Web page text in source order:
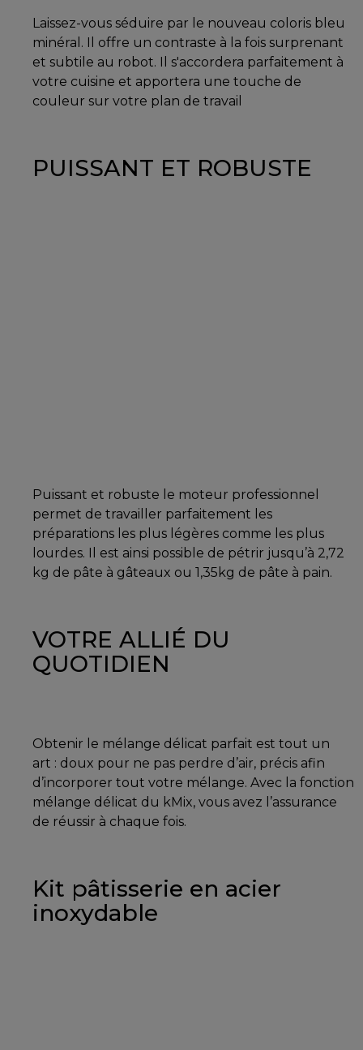
Laissez-vous séduire par le nouveau coloris bleu
minéral. Il offre un contraste à la fois surprenant
et subtile au robot. Il s'accordera parfaitement à
votre cuisine et apportera une touche de
couleur sur votre plan de travail
PUISSANT ET ROBUSTE
Puissant et robuste le moteur professionnel
permet de travailler parfaitement les
préparations les plus légères comme les plus
lourdes. Il est ainsi possible de pétrir jusqu’à 2,72
kg de pâte à gâteaux ou 1,35kg de pâte à pain.
VOTRE ALLIÉ DU
QUOTIDIEN
Obtenir le mélange délicat parfait est tout un
art : doux pour ne pas perdre d’air, précis afin
d’incorporer tout votre mélange. Avec la fonction
mélange délicat du kMix, vous avez l’assurance
de réussir à chaque fois.
Kit pâtisserie en acier
inoxydable